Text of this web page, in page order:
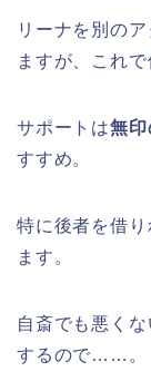
リーナを別の
ますが、これ
サポートは無印
すすめ。
特に後者を借
ます。
自斎でも悪く
するので……。